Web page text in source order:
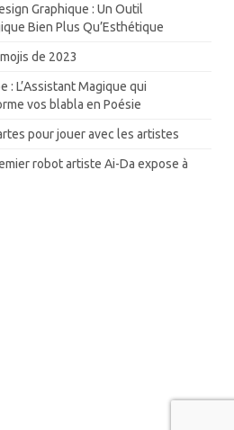
Graphique : Un Outil
Bien Plus Qu’Esthétique
de 2023
: L’Assistant Magique qui
vos blabla en Poésie
pour jouer avec les artistes
robot artiste Ai-Da expose à